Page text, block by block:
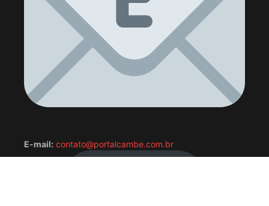
E-mail: contato@portalcambe.com.br